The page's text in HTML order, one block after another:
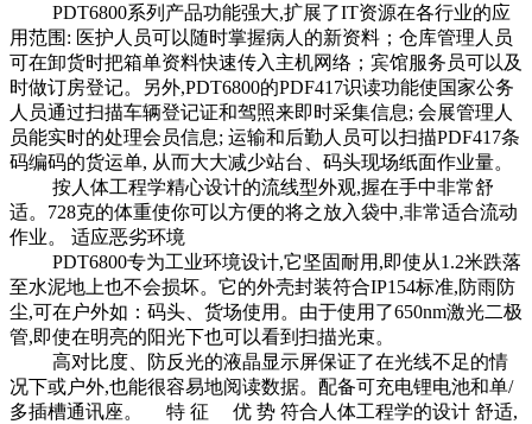
PDT6800系列产品功能强大,扩展了IT资源在各行业的应
用范围: 医护人员可以随时掌握病人的新资料；仓库管理人员
可在卸货时把箱单资料快速传入主机网络；宾馆服务员可以及
时做订房登记。另外,PDT6800的PDF417识读功能使国家公务
人员通过扫描车辆登记证和驾照来即时采集信息; 会展管理人
员能实时的处理会员信息; 运输和后勤人员可以扫描PDF417条
码编码的货运单, 从而大大减少站台、码头现场纸面作业量。
按人体工程学精心设计的流线型外观,握在手中非常舒
适。728克的体重使你可以方便的将之放入袋中,非常适合流动
作业。 适应恶劣环境
PDT6800专为工业环境设计,它坚固耐用,即使从1.2米跌落
至水泥地上也不会损坏。它的外壳封装符合IP154标准,防雨防
尘,可在户外如：码头、货场使用。由于使用了650nm激光二极
管,即使在明亮的阳光下也可以看到扫描光束。
高对比度、防反光的液晶显示屏保证了在光线不足的情
况下或户外,也能很容易地阅读数据。配备可充电锂电池和单/
多插槽通讯座。 特 征 优 势 符合人体工程学的设计 舒适,